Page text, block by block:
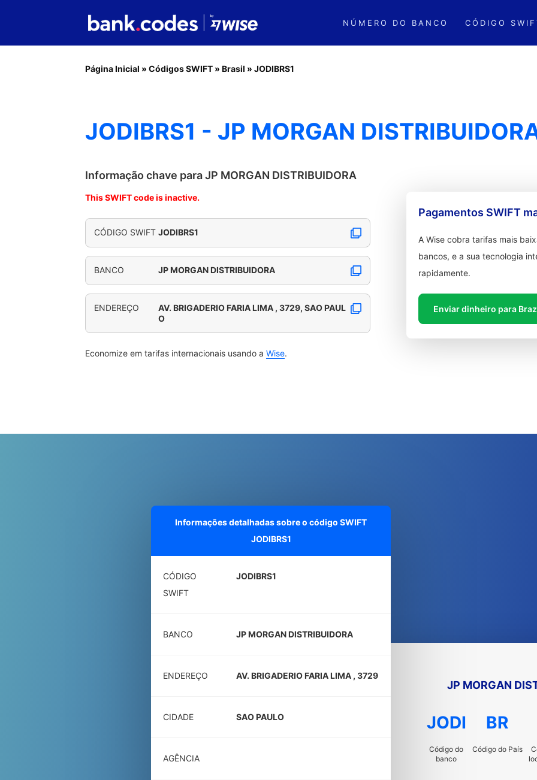
NÚMERO DO BANCO CÓDIGO
Página Inicial » Códigos SWIFT » Brasil » JODIBRS1
JODIBRS1 - JP MORGAN
Informação chave para JP MORGAN DISTRIBUIDORA
This SWIFT code is inactive.
CÓDIGO SWIFT JODIBRS1
BANCO JP MORGAN DISTRIBUIDORA
ENDEREÇO
AV. BRIGADERIO FARIA LIMA , 3729, SAO PAUL
O
Economize em tarifas internacionais usando a Wise.
Pagamentos SWIFT
A Wise cobra tarifas mais
bancos, e a sua tecnologia
rapidamente.
Enviar dinheiro para
Informações detalhadas sobre o código SWIFT
JODIBRS1
CÓDIGO
SWIFT
JODIBRS1
BANCO JP MORGAN DISTRIBUIDORA
ENDEREÇO AV. BRIGADERIO FARIA LIMA , 3729
CIDADE SAO PAULO
AGÊNCIA
JP MORGAN
JODI
Código do
banco
BR
Código do País